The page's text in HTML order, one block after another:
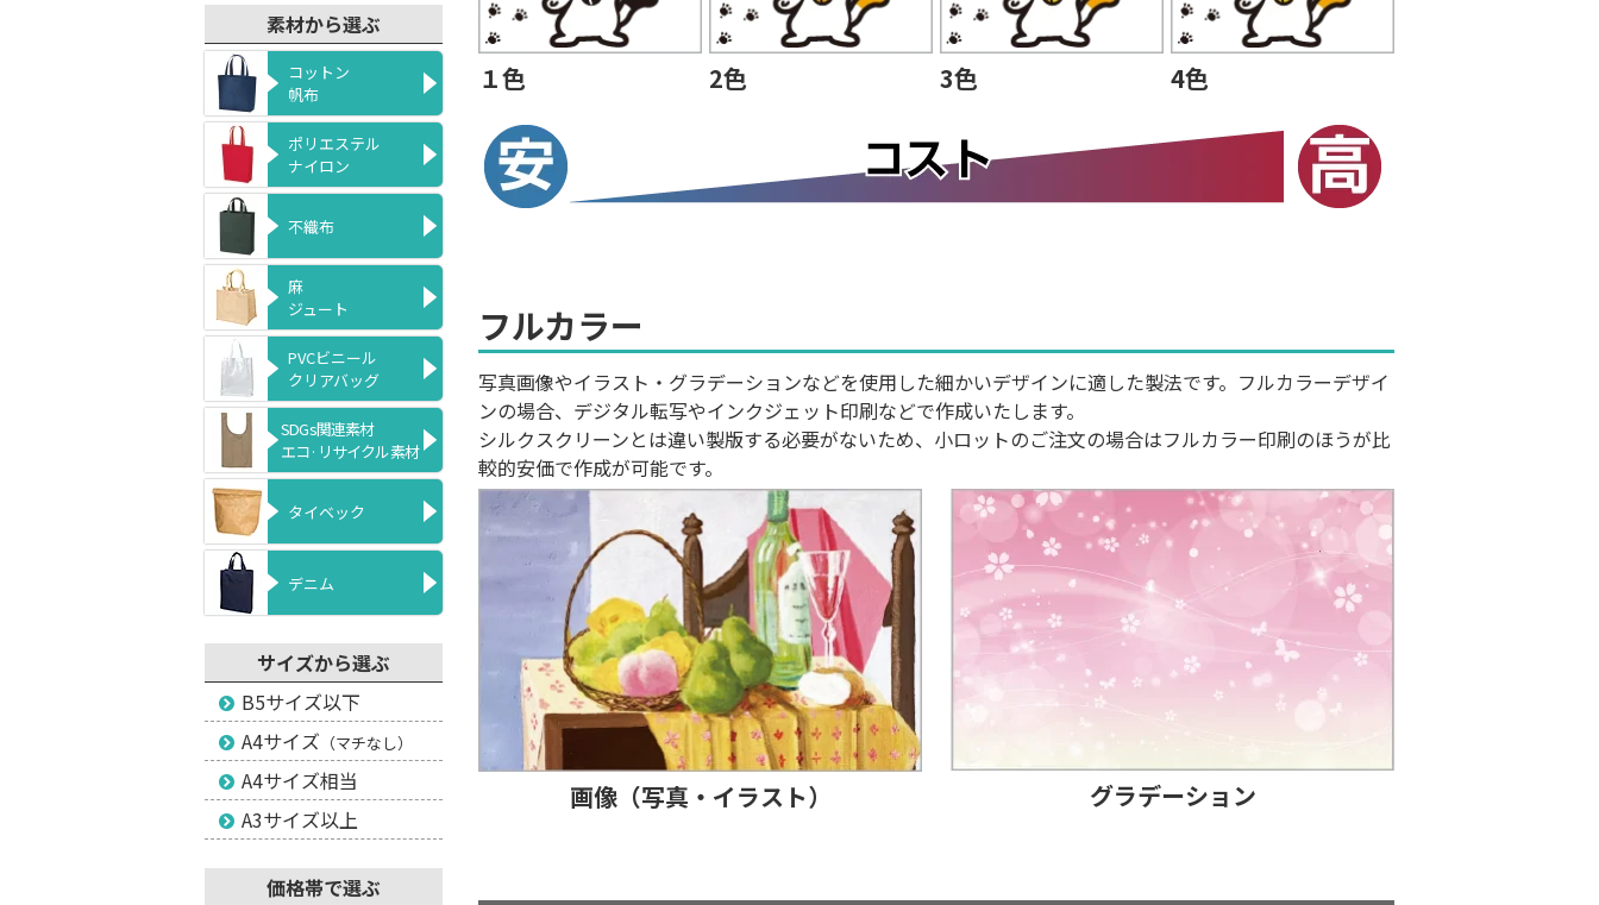
１色 2色 3色 4色
フルカラー
写真画像やイラスト・グラデーションなどを使用した細かいデザインに適した製法です。フルカラーデザイ
ンの場合、デジタル転写やインクジェット印刷などで作成いたします。
シルクスクリーンとは違い製版する必要がないため、小ロットのご注文の場合はフルカラー印刷のほうが比
較的安価で作成が可能です。
画像（写真・イラスト） グラデーション
素材から選ぶ
コットン
帆布
ポリエステル
ナイロン
不織布
麻
ジュート
PVCビニール
クリアバッグ
SDGs関連素材
エコ·リサイクル素材
タイベック
デニム
サイズから選ぶ
B5サイズ以下
A4サイズ （マチなし）
A4サイズ相当
A3サイズ以上
価格帯で選ぶ